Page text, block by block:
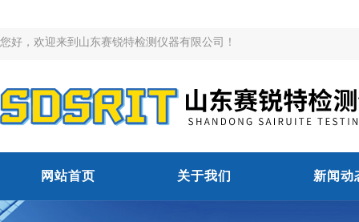
您好，欢迎来到山东赛锐特检测仪器有限公司！
网站首页 关于我们 新闻动